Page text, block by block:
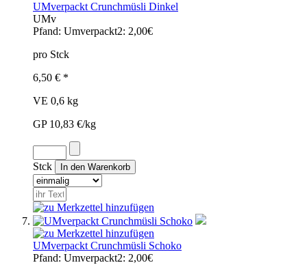
UMverpackt Crunchmüsli Dinkel
UMv
Pfand: Umverpackt2: 2,00€
pro Stck
6,50 € *
VE 0,6 kg
GP 10,83 €/kg
Stck
UMverpackt Crunchmüsli Schoko
Pfand: Umverpackt2: 2,00€